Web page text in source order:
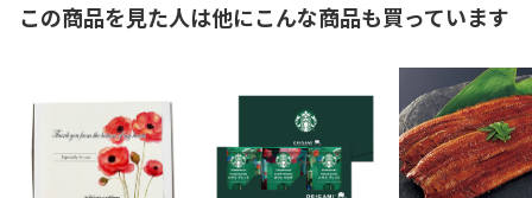
この商品を見た人は他にこんな商品も買っています